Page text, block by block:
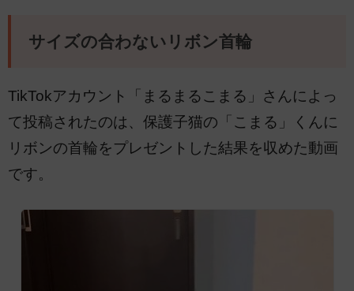
サイズの合わないリボン首輪
TikTokアカウント「まるまるこまる」さんによっ
て投稿されたのは、保護子猫の「こまる」くんに
リボンの首輪をプレゼントした結果を収めた動画
です。